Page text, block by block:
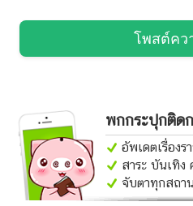
วิธีซ่อมรถบุบง่าย ๆ ไม่ต้องพึ่งช่า